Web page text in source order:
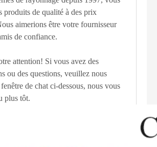
produits de qualité à des prix
aimerions être votre fournisseur
de confiance.
attention! Si vous avez des
ou des questions, veuillez nous
de chat ci-dessous, nous vous
plus tôt.